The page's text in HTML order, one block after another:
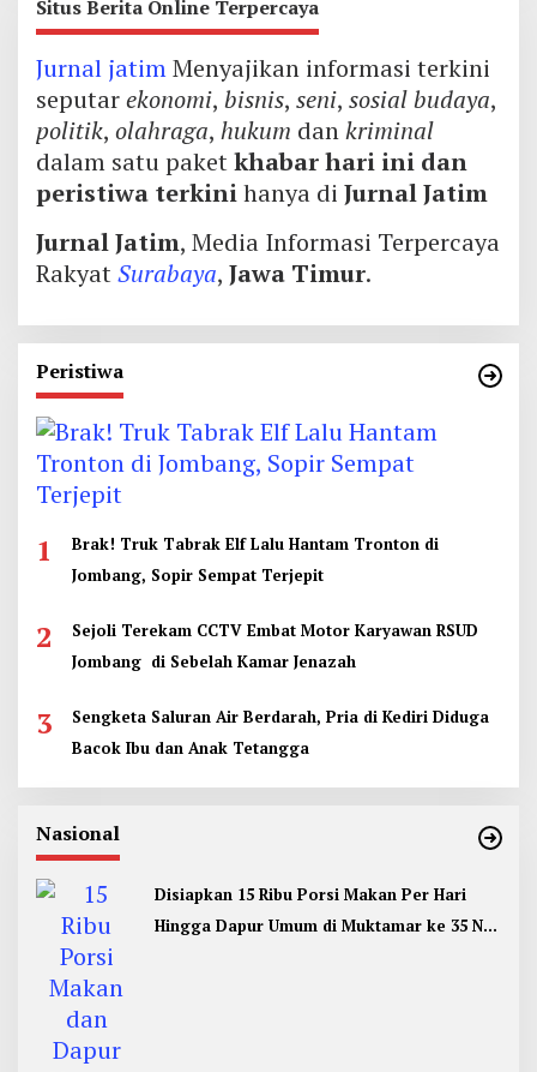
Situs Berita Online Terpercaya
Jurnal jatimMenyajikan informasi terkini
seputarekonomi, bisnis, seni, sosial budaya,
politik, olahraga, hukum dankriminal
dalam satu paketkhabar hari ini dan
peristiwa terkinihanya di Jurnal Jatim
Jurnal Jatim, Media Informasi Terpercaya
RakyatSurabaya, Jawa Timur.
Peristiwa
1
Brak! Truk Tabrak Elf Lalu Hantam Tronton di
Jombang, Sopir Sempat Terjepit
2
Sejoli Terekam CCTV Embat Motor Karyawan RSUD
Jombang di Sebelah Kamar Jenazah
3
Sengketa Saluran Air Berdarah, Pria di Kediri Diduga
Bacok Ibu dan Anak Tetangga
Nasional
Disiapkan 15 Ribu Porsi Makan Per Hari
Hingga Dapur Umum di Muktamar ke 35 NU